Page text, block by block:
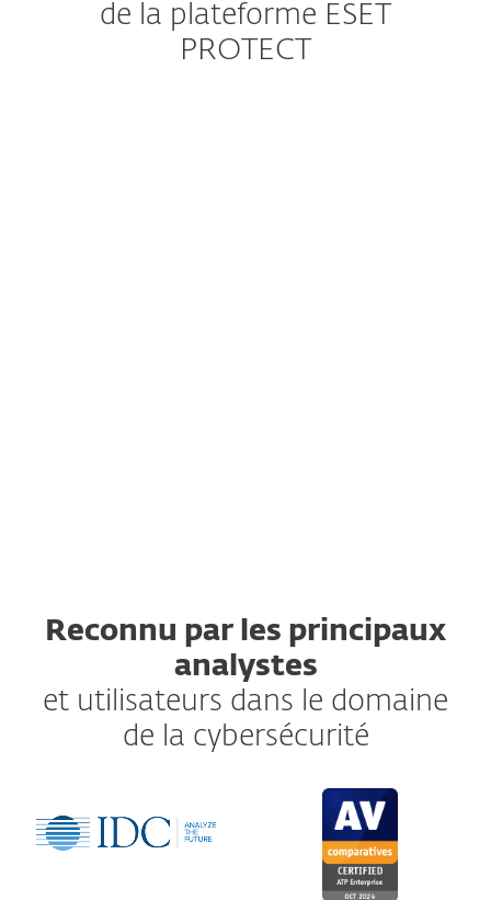
de la plateforme ESET
PROTECT
Reconnu par les principaux
analystes
et utilisateurs dans le domaine
de la cybersécurité